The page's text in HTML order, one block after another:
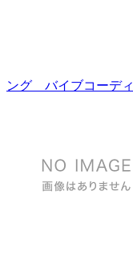
ング バイブコーデ